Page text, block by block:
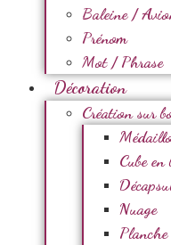
Baleine /
Prénom
Mot / Phrase
Décoration
Création sur
Cube en
Nuage